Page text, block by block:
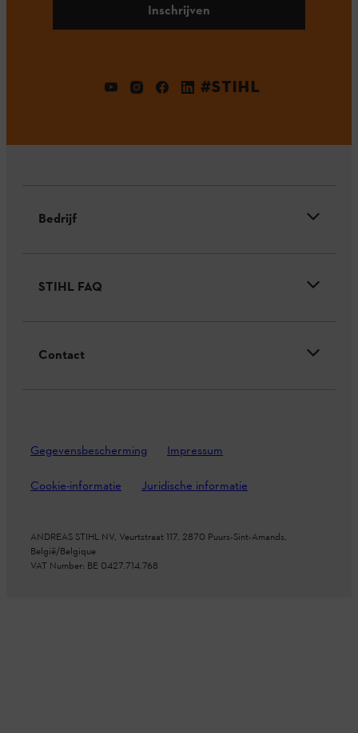
Inschrijven
#STIHL
Bedrijf
STIHL FAQ
Contact
Gegevensbescherming Impressum
Cookie-informatie Juridische informatie
ANDREAS STIHL NV, Veurtstraat 117, 2870 Puurs-Sint-Amands,
België/Belgique
VAT Number: BE 0427.714.768